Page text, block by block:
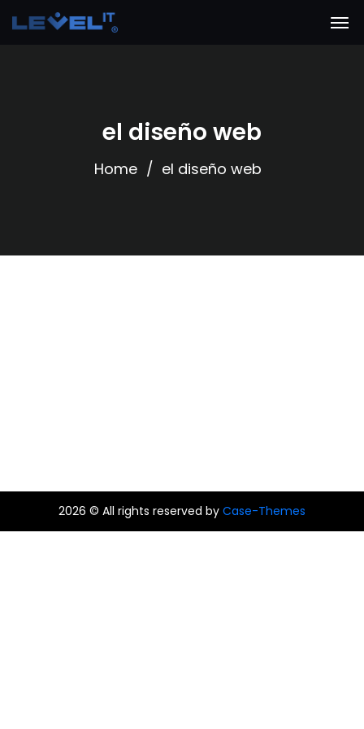
el diseño web
Home el diseño web
2026 © All rights reserved by Case-Themes